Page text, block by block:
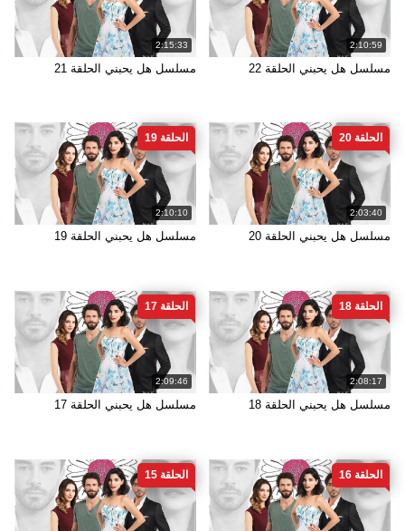
2:10:59
مسلسل هل يحبني الحلقة 22
2:15:33
مسلسل هل يحبني الحلقة 21
2:03:40
الحلقة 20
مسلسل هل يحبني الحلقة 20
2:10:10
الحلقة 19
مسلسل هل يحبني الحلقة 19
2:08:17
الحلقة 18
مسلسل هل يحبني الحلقة 18
2:09:46
الحلقة 17
مسلسل هل يحبني الحلقة 17
الحلقة 16 الحلقة 15